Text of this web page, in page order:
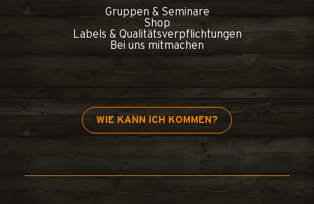
Gruppen & Seminare
Shop
Labels & Qualitätsverpflichtungen
Bei uns mitmachen
WIE KANN ICH KOMMEN?